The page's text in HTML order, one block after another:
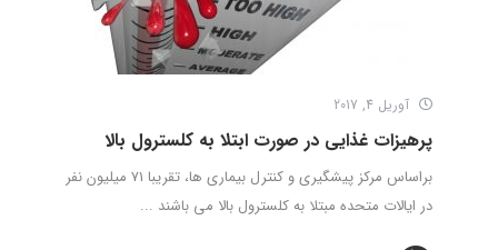
آوریل 4, 2017
پرهیزات غذایی در صورت ابتلا به کلسترول بالا
براساس مرکز پیشگیری و کنترل بیماری ها، تقریبا 71 میلیون نفر
در ایالات متحده مبتلا به کلسترول بالا می باشند ...